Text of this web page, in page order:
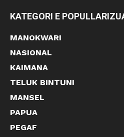
KATEGORI E
MANOKWARI
NASIONAL
KAIMANA
TELUK BINTUNI
MANSEL
PAPUA
PEGAF